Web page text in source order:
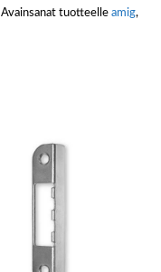
Avainsanat tuotteelleamig,